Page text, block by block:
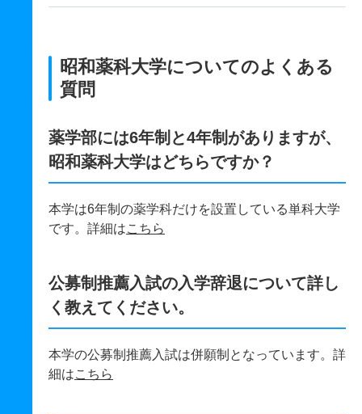
昭和薬科大学についてのよくある
質問
薬学部には6年制と4年制がありますが、
昭和薬科大学はどちらですか？
本学は6年制の薬学科だけを設置している単科大学
です。詳細はこちら
公募制推薦入試の入学辞退について詳し
く教えてください。
本学の公募制推薦入試は併願制となっています。詳
細はこちら